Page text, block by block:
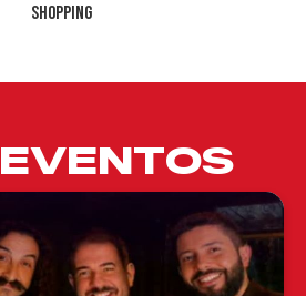
Shopping
EVENTOS